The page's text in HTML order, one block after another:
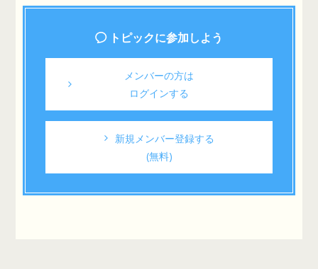
トピックに参加しよう
メンバーの方は
ログインする
新規メンバー登録する
(無料)